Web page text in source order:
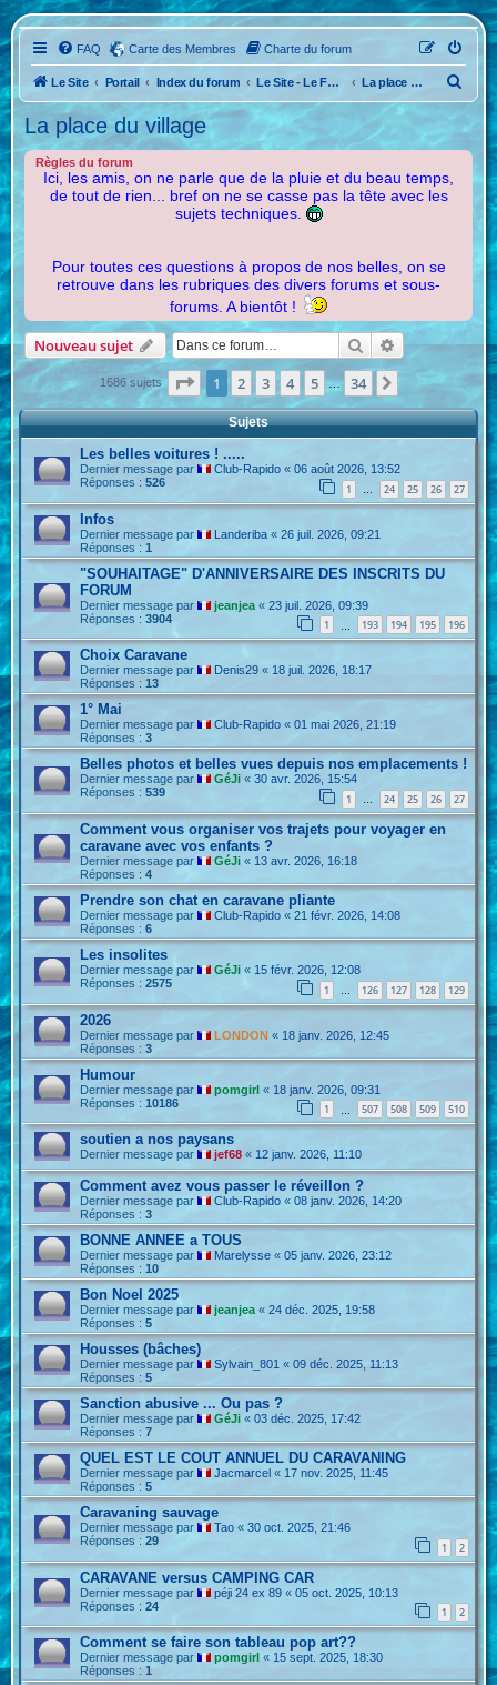
FAQ Carte des Membres Charte du forum
Le Site Portail Index du forum Le Site - Le Forum La place du village
c
r
La place du village
Règles du forum
Ici, les amis, on ne parle que de la pluie et du beau temps,
de tout de rien... bref on ne se casse pas la tête avec les
sujets techniques.
Pour toutes ces questions à propos de nos belles, on se
retrouve dans les rubriques des divers forums et sous-
forums. A bientôt !
Nouveau sujet RechercherRecherche
1686 sujets Page 1sur34
1 2 3 4 5 … 34 Suivante
Sujets
Les belles voitures ! .....
Dernier message par Club-Rapido «06 août 2026, 13:52
Réponses :526 1 … 24 25 26 27
Infos
Dernier message par Landeriba «26 juil. 2026, 09:21
Réponses :1
"SOUHAITAGE" D'ANNIVERSAIRE DES INSCRITS DU
FORUM
Dernier message par jeanjea «23 juil. 2026, 09:39
Réponses :3904 1 193 194 195 196
Choix Caravane
Dernier message par Denis29 « 18 juil. 2026, 18:17
Réponses :13
1° Mai
Dernier message par Club-Rapido «01 mai 2026, 21:19
Réponses :3
Belles photos et belles vues depuis nos emplacements !
Dernier message par GéJi «30 avr. 2026, 15:54
Réponses :539 1 … 24 25 26 27
Comment vous organiser vos trajets pour voyager en
caravane avec vos enfants ?
Dernier message par GéJi « 13 avr. 2026, 16:18
Réponses :4
Prendre son chat en caravane pliante
Dernier message par Club-Rapido «21 févr. 2026, 14:08
Réponses :6
Les insolites
Dernier message par GéJi « 15 févr. 2026, 12:08
Réponses :2575 1 … 126 127 128 129
2026
Dernier message par LONDON « 18 janv. 2026, 12:45
Réponses :3
Humour
Dernier message par pomgirl « 18 janv. 2026, 09:31
Réponses :10186 1 507 508 509 510
soutien a nos paysans
Dernier message par jef68 « 12 janv. 2026, 11:10
Comment avez vous passer le réveillon ?
Dernier message par Club-Rapido «08 janv. 2026, 14:20
Réponses :3
BONNE ANNEE a TOUS
Dernier message par Marelysse «05 janv. 2026, 23:12
Réponses :10
Bon Noel 2025
Dernier message par jeanjea «24 déc. 2025, 19:58
Réponses :5
Housses (bâches)
Dernier message par Sylvain_801 «09 déc. 2025, 11:13
Réponses :5
Sanction abusive ... Ou pas ?
Dernier message par GéJi «03 déc. 2025, 17:42
Réponses :7
QUEL EST LE COUT ANNUEL DU CARAVANING
Dernier message par Jacmarcel « 17 nov. 2025, 11:45
Réponses :5
Caravaning sauvage
Dernier message par Tao «30 oct. 2025, 21:46
Réponses :29 1 2
CARAVANE versus CAMPING CAR
Dernier message par péji 24 ex 89 «05 oct. 2025, 10:13
Réponses :24 1 2
Comment se faire son tableau pop art??
Dernier message par pomgirl «15 sept. 2025, 18:30
Réponses :1